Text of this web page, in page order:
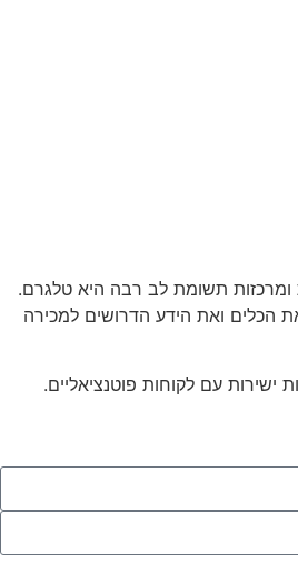
ומרכזות תשומת לב רבה היא טלגרם.
הכלים ואת הידע הדרושים למכירה
עם לקוחות פוטנציאליים.